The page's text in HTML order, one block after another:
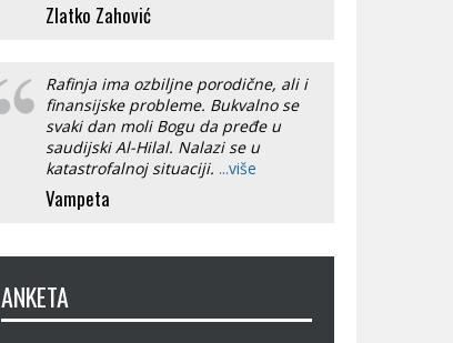
Zlatko Zahović
Rafinja ima ozbiljne porodične, ali i
finansijske probleme. Bukvalno se
svaki dan moli Bogu da pređe u
saudijski Al-Hilal. Nalazi se u
katastrofalnoj situaciji. ...više
Vampeta
ANKETA